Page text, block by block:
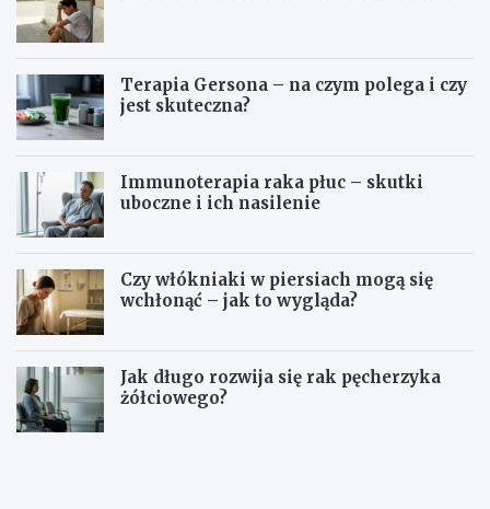
Terapia Gersona – na czym polega i czy
jest skuteczna?
Immunoterapia raka płuc – skutki
uboczne i ich nasilenie
Czy włókniaki w piersiach mogą się
wchłonąć – jak to wygląda?
Jak długo rozwija się rak pęcherzyka
żółciowego?
O
B